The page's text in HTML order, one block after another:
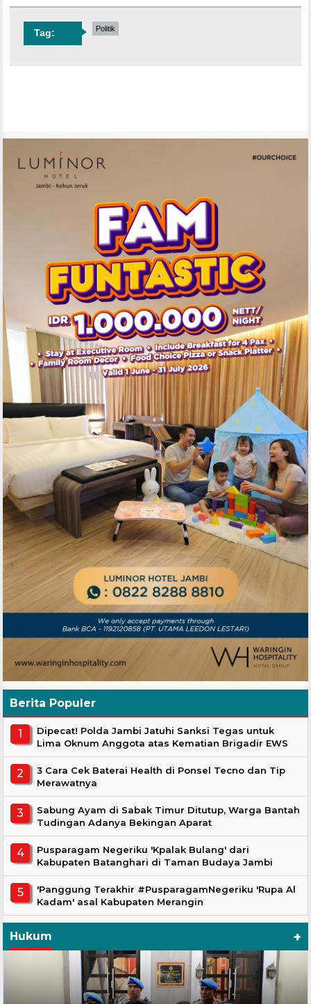
Tag: Politik
Berita Populer
Dipecat! Polda Jambi Jatuhi Sanksi Tegas untuk
Lima Oknum Anggota atas Kematian Brigadir EWS
3 Cara Cek Baterai Health di Ponsel Tecno dan Tip
Merawatnya
Sabung Ayam di Sabak Timur Ditutup, Warga Bantah
Tudingan Adanya Bekingan Aparat
Pusparagam Negeriku 'Kpalak Bulang' dari
Kabupaten Batanghari di Taman Budaya Jambi
'Panggung Terakhir #PusparagamNegeriku 'Rupa Al
Kadam' asal Kabupaten Merangin
Hukum +